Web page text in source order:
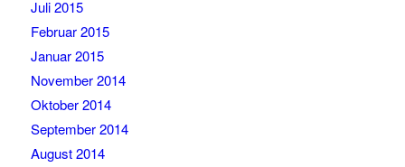
Juli 2015
Februar 2015
Januar 2015
November 2014
Oktober 2014
September 2014
August 2014